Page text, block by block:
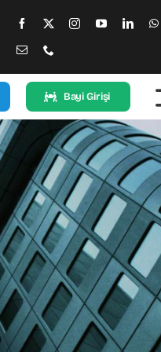
Bayi Girişi